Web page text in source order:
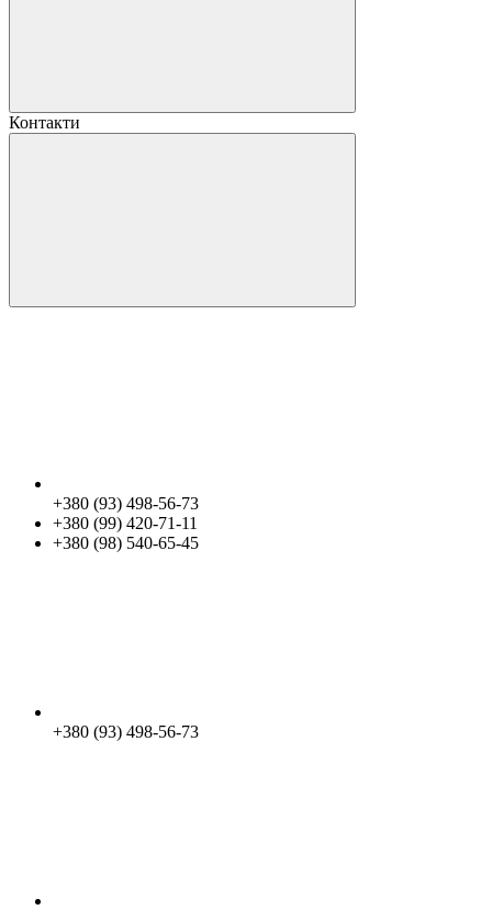
Контакти
+380 (93) 498-56-73
+380 (99) 420-71-11
+380 (98) 540-65-45
+380 (93) 498-56-73